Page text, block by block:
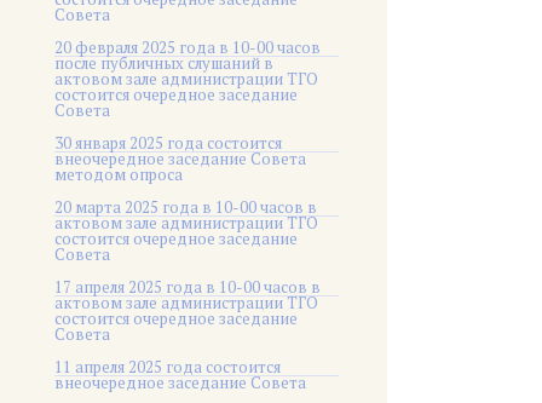
Совета
20 февраля 2025 года в 10-00 часов
после публичных слушаний в
актовом зале администрации ТГО
состоится очередное заседание
Совета
30 января 2025 года состоится
внеочередное заседание Совета
методом опроса
20 марта 2025 года в 10-00 часов в
актовом зале администрации ТГО
состоится очередное заседание
Совета
17 апреля 2025 года в 10-00 часов в
актовом зале администрации ТГО
состоится очередное заседание
Совета
11 апреля 2025 года состоится
внеочередное заседание Совета